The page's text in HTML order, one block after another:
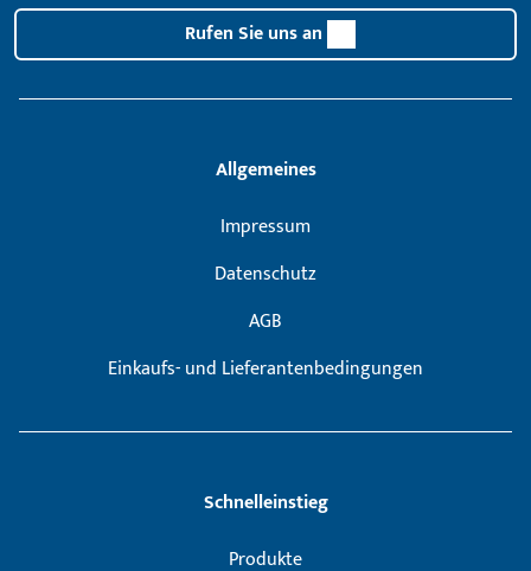
Rufen Sie uns an
Allgemeines
Impressum
Datenschutz
AGB
Einkaufs- und Lieferantenbedingungen
Schnelleinstieg
Produkte